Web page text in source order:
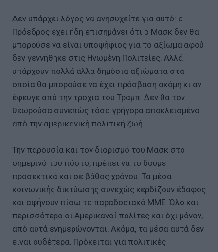
Δεν υπάρχει λόγος να ανησυχείτε για αυτό: ο
Πρόεδρος έχει ήδη επισημάνει ότι ο Μασκ δεν θα
μπορούσε να είναι υποψήφιος για το αξίωμα αφού
δεν γεννήθηκε στις Ηνωμένη Πολιτείες. Αλλά
υπάρχουν πολλά άλλα δημόσια αξιώματα στα
οποία θα μπορούσε να έχει πρόσβαση ακόμη κι αν
έφευγε από την τροχιά του Τραμπ. Δεν θα τον
θεωρούσα συνεπώς τόσο γρήγορα αποκλεισμένο
από την αμερικανική πολιτική ζωή.
Την παρουσία και τον διορισμό του Μασκ στο
σημερινό του πόστο, πρέπει να το δούμε
προσεκτικά και σε βάθος χρόνου. Τα μέσα
κοινωνικής δικτύωσης συνεχώς κερδίζουν έδαφος
και αφήνουν πίσω το παραδοσιακό ΜΜΕ. Όλο και
περισσότερο οι Αμερικανοί πολίτες και όχι μόνον,
από αυτά ενημερώνονται. Ακόμα, τα μέσα αυτά δεν
είναι ουδέτερα. Πρόκειται για πολιτικές